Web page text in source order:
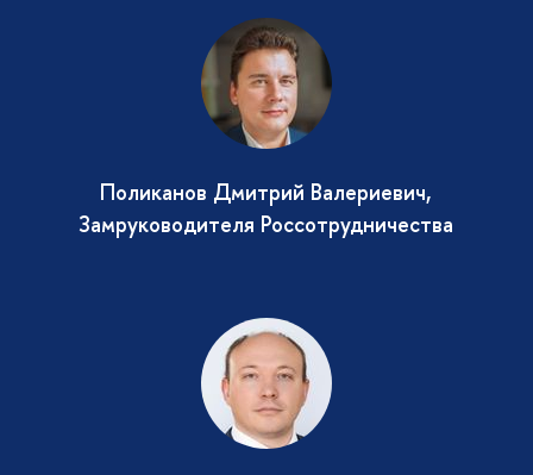
Поликанов Дмитрий Валериевич,
Замруководителя Россотрудничества